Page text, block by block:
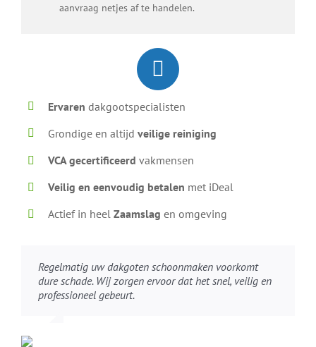
aanvraag netjes af te handelen.
Ervaren dakgootspecialisten
Grondige en altijdveilige reiniging
VCA gecertificeerdvakmensen
Veilig en eenvoudig betalen met iDeal
Actief in heelZaamslag en omgeving
Regelmatig uw dakgoten schoonmaken voorkomt
dure schade. Wij zorgen ervoor dat het snel, veilig en
professioneel gebeurt.